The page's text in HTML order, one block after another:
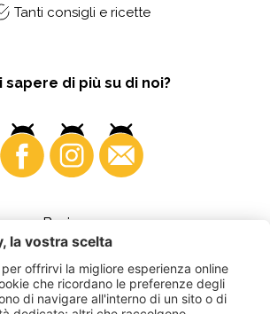
Tanti consigli e ricette
sapere di più su di noi?
Business